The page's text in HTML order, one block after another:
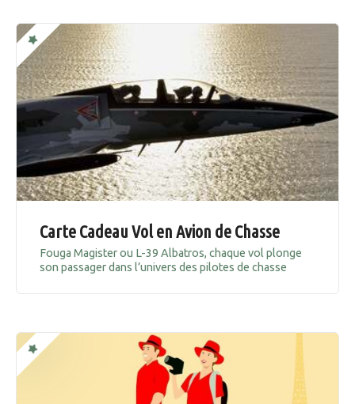
Carte Cadeau Vol en Avion de Chasse
Fouga Magister ou L-39 Albatros, chaque vol plonge
son passager dans l’univers des pilotes de chasse